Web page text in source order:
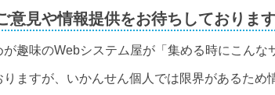
意見や情報提供をお待ちしておりま
趣味のWebシステム屋が「集める時にこん
ますが、いかんせん個人では限界があるた